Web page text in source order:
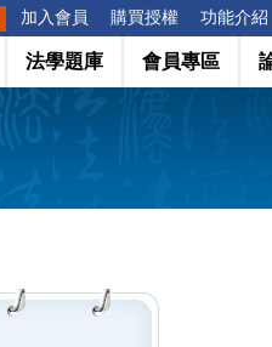
加入會員 購買授權 功能介紹
法學題庫 會員專區